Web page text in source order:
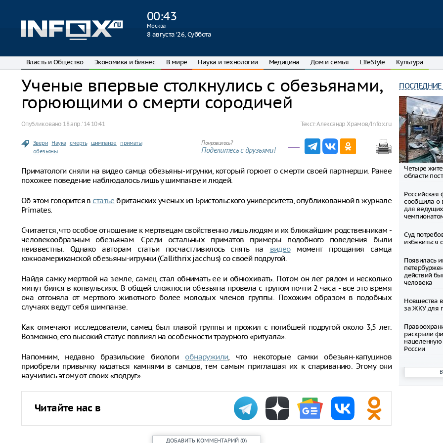
00:43
Москва
8 августа ‘26, Суббота
Власть и Общество Экономика и бизнес В мире Наука и технологии Медицина Дом и семья LIfeStyle Культура
Ученые впервые столкнулись с обезьянами,
горюющими о смерти сородичей
Опубликовано 18 апр. ‘14 10:41 Текст:Александр Храмов/Infox.ru
Звери Наука смерть шимпанзе
приматы
обезьяны
Понравилось?
Поделитесь с друзьями!
Приматологи сняли на видео самца обезьяны-игрунки, который горюет о смерти своей партнерши. Ранее
похожее поведение наблюдалось лишь у шимпанзе и людей.
Об этом говорится в статье британских ученых из Бристольского университета, опубликованной в журнале
Primates.
Считается, что особое отношение к мертвецам свойственно лишь людям и их ближайшим родственникам -
человекообразным обезьянам. Среди остальных приматов примеры подобного поведения были
неизвестны. Однако авторам статьи посчастливилось снять на видеомомент прощания самца
южноамериканской обезьяны-игрунки (Callithrix jacchus) со своей подругой.
Найдя самку мертвой на земле, самец стал обнимать ее и обнюхивать. Потом он лег рядом и несколько
минут бился в конвульсиях. В общей сложности обезьяна провела с трупом почти 2 часа - всё это время
она отгоняла от мертвого животного более молодых членов группы. Похожим образом в подобных
случаях ведут себя шимпанзе.
Как отмечают исследователи, самец был главой группы и прожил с погибшей подругой около 3,5 лет.
Возможно, его высокий статус повлиял на особенности траурного «ритуала».
Напомним, недавно бразильские биологи обнаружили, что некоторые самки обезьян-капуцинов
приобрели привычку кидаться камнями в самцов, тем самым приглашая их к спариванию. Этому они
научились этому от своих «подруг».
Читайте нас в
ДОБАВИТЬ КОММЕНТАРИЙ (0)
Четыре
области
Российская
сообщила о
для
Суд
избавиться
Появилась
действий
человека
Новшества
за ЖКУ для
раскрыли
нацеленную
России
Северные